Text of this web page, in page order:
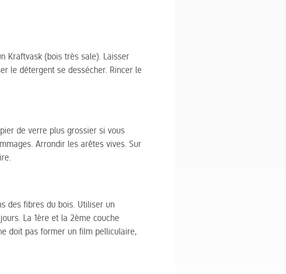
Kraftvask (bois très sale). Laisser
le détergent se dessécher. Rincer le
de verre plus grossier si vous
Arrondir les arêtes vives. Sur
des fibres du bois. Utiliser un
La 1ère et la 2ème couche
doit pas former un film pelliculaire,